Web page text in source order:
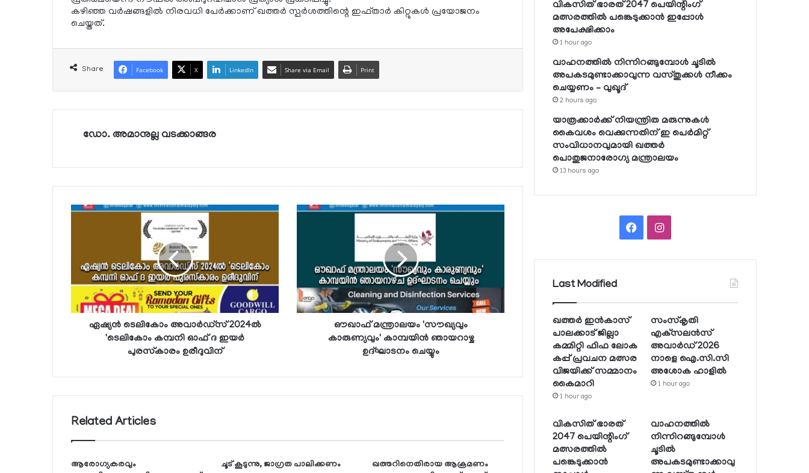
കഴിഞ്ഞ വര്‍ഷങ്ങളില്‍ നിരവധി പേര്‍ക്കാണ് ഖത്തര്‍ സ്പര്‍ശത്തിന്റെ ഇഫ്താര്‍ കിറ്റുകള്‍ പ്രയോജനം
ചെയ്തത്.
Share Facebook X LinkedIn Share via Email Print
ഡോ. അമാനുല്ല വടക്കാങ്ങര
ഏഷ്യന്‍ ടെലികോം അവാര്‍ഡ്‌സ് 2024ല്‍
'ടെലികോം കമ്പനി ഓഫ് ദ ഇയര്‍
പുരസ്‌കാരം ഉരീദുവിന്
ഔഖാഫ് മന്ത്രാലയം 'സൗഖ്യവും
കാരുണ്യവും' കാമ്പയിന്‍ ഞായറാഴ്ച
ഉദ്ഘാടനം ചെയ്യും
Related Articles
ആരോഗ്യകരവും
ചൂട് കൂടുന്നു, ജാഗ്രത പാലിക്കണം
ഖത്തറിനെതിരായ ആക്രമണം
വികസിത് ഭാരത് 2047 പെയിന്റിംഗ്
മത്സരത്തില്‍ പങ്കെടുക്കാന്‍ ഇപ്പോള്‍
അപേക്ഷിക്കാം
1 hour ago
വാഹനത്തില്‍ നിന്നിറങ്ങുമ്പോള്‍ ചൂടില്‍
അപകടമുണ്ടാക്കാവുന്ന വസ്തുക്കള്‍ നീക്കം
ചെയ്യണം – വുഖൂദ്
2 hours ago
യാത്രക്കാര്‍ക്ക് നിയന്ത്രിത മരുന്നുകള്‍
കൈവശം വെക്കുന്നതിന് ഇ പെര്‍മിറ്റ്
സംവിധാനവുമായി ഖത്തര്‍
പൊതുജനാരോഗ്യ മന്ത്രാലയം
13 hours ago
FacebookInstagram
Last Modified
ഖത്തര്‍ ഇന്‍കാസ്
പാലക്കാട് ജില്ലാ
കമ്മിറ്റി ഫിഫ ലോക
കപ്പ് പ്രവചന മത്സര
വിജയിക്ക് സമ്മാനം
കൈമാറി
1 hour ago
സംസ്‌കൃതി
എക്‌സലന്‍സ്
അവാര്‍ഡ് 2026
നാളെ ഐ.സി.സി
അശോക ഹാളില്‍
1 hour ago
വികസിത് ഭാരത്
2047 പെയിന്റിംഗ്
മത്സരത്തില്‍
പങ്കെടുക്കാന്‍
വാഹനത്തില്‍
നിന്നിറങ്ങുമ്പോള്‍
ചൂടില്‍
അപകടമുണ്ടാക്കാവു